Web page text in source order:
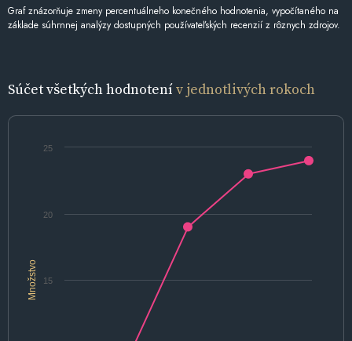
Graf znázorňuje zmeny percentuálneho konečného hodnotenia, vypočítaného na
základe súhrnnej analýzy dostupných používateľských recenzií z rôznych zdrojov.
Súčet všetkých hodnotenív jednotlivých rokoch
Množstvo 15
20
25